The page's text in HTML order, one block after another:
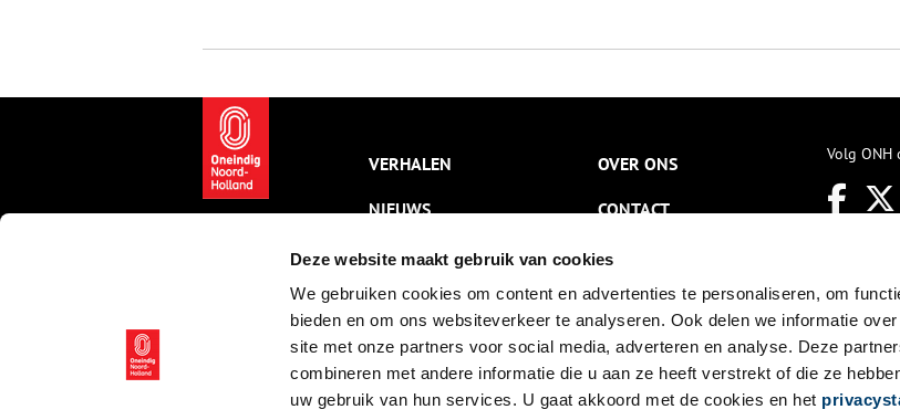
Deze website maakt gebruik van cookies
We gebruiken cookies om content en advertenties te personaliseren, om
bieden en om ons websiteverkeer te analyseren. Ook delen we informatie
site met onze partners voor social media, adverteren en analyse. Deze
combineren met andere informatie die u aan ze heeft verstrekt of die ze
uw gebruik van hun services. U gaat akkoord met de cookies en het
oktober 1992, dag van de
VERHALEN
NIEUWS
KALENDER
THEMA’S
ACTIVITEITEN
VIDEO’S
OVER ONS
CONTACT
NIEUWSBRIEF
DISCLAIMER
PRIVACY
TOEGANKELIJKHEID
Volg ONH